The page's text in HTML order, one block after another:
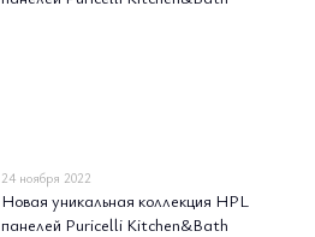
24 ноября 2022
Новая уникальная коллекция HPL
панелей Puricelli Kitchen&Bath